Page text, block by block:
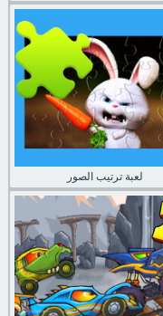
لعبة ترتيب الصور